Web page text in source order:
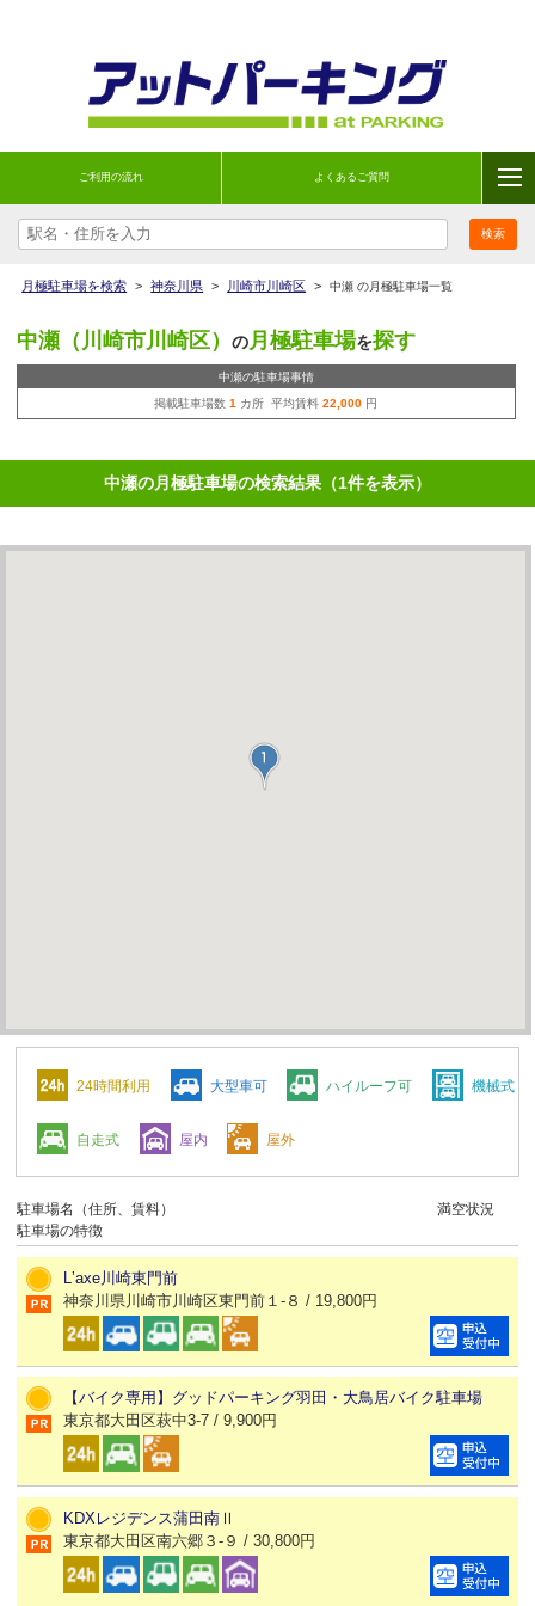
ご利用の流れ よくあるご質問
月極駐車場を検索 > 神奈川県 > 川崎市川崎区 > 中瀬 の月極駐車場一覧
中瀬（川崎市川崎区） の月極駐車場を探す
中瀬の駐車場事情
掲載駐車場数1 カ所 平均賃料22,000 円
中瀬の月極駐車場の検索結果（1件を表示）
24時間利用 大型車可 ハイルーフ可 機械式
自走式 屋内 屋外
駐車場名（住所、賃料）
駐車場の特徴
満空状況
Lʼaxe川崎東門前
神奈川県川崎市川崎区東門前１-８ / 19,800円
【バイク専用】グッドパーキング羽田・大鳥居バイク駐車場
東京都大田区萩中3-7 / 9,900円
KDXレジデンス蒲田南Ⅱ
東京都大田区南六郷３-９ / 30,800円